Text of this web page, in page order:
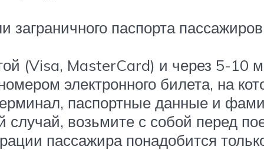
заграничного паспорта
(Visa, MasterCard) и через 5-10
электронного билета, на
паспортные данные и
возьмите с собой перед
пассажира понадобится